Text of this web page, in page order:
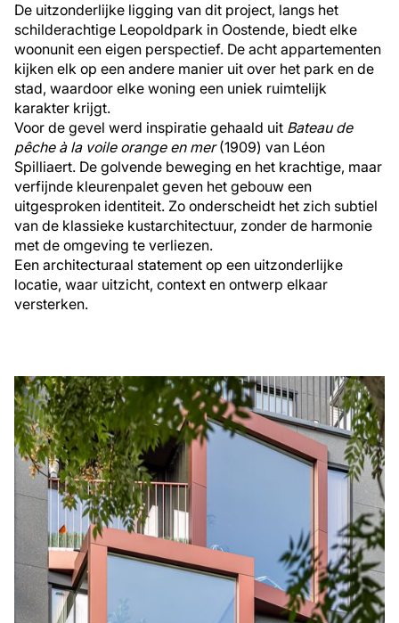
De uitzonderlijke ligging van dit project, langs het
schilderachtige Leopoldpark in Oostende, biedt elke
woonunit een eigen perspectief. De acht appartementen
kijken elk op een andere manier uit over het park en de
stad, waardoor elke woning een uniek ruimtelijk
karakter krijgt.
Voor de gevel werd inspiratie gehaald uit Bateau de
pêche à la voile orange en mer(1909) van Léon
Spilliaert. De golvende beweging en het krachtige, maar
verfijnde kleurenpalet geven het gebouw een
uitgesproken identiteit. Zo onderscheidt het zich subtiel
van de klassieke kustarchitectuur, zonder de harmonie
met de omgeving te verliezen.
Een architecturaal statement op een uitzonderlijke
locatie, waar uitzicht, context en ontwerp elkaar
versterken.